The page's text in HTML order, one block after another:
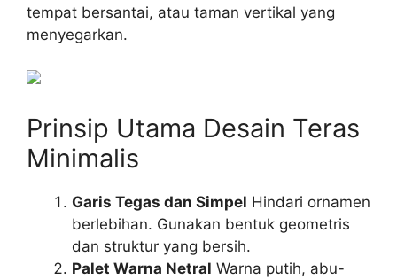
tempat bersantai, atau taman vertikal yang
menyegarkan.
Prinsip Utama Desain Teras
Minimalis
Garis Tegas dan Simpel Hindari ornamen
berlebihan. Gunakan bentuk geometris
dan struktur yang bersih.
Palet Warna Netral Warna putih, abu-